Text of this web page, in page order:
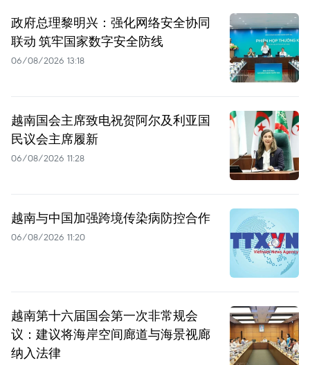
政府总理黎明兴：强化网络安全协同
联动 筑牢国家数字安全防线
06/08/2026 13:18
越南国会主席致电祝贺阿尔及利亚国
民议会主席履新
06/08/2026 11:28
越南与中国加强跨境传染病防控合作
06/08/2026 11:20
越南第十六届国会第一次非常规会
议：建议将海岸空间廊道与海景视廊
纳入法律